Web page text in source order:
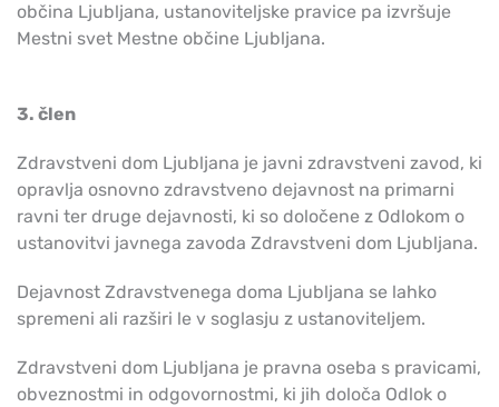
občina Ljubljana, ustanoviteljske pravice pa izvršuje
Mestni svet Mestne občine Ljubljana.
3. člen
Zdravstveni dom Ljubljana je javni zdravstveni zavod, ki
opravlja osnovno zdravstveno dejavnost na primarni
ravni ter druge dejavnosti, ki so določene z Odlokom o
ustanovitvi javnega zavoda Zdravstveni dom Ljubljana.
Dejavnost Zdravstvenega doma Ljubljana se lahko
spremeni ali razširi le v soglasju z ustanoviteljem.
Zdravstveni dom Ljubljana je pravna oseba s pravicami,
obveznostmi in odgovornostmi, ki jih določa Odlok o